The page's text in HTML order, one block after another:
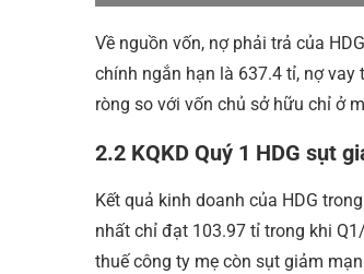
Về nguồn vốn, nợ phải trả của
chính ngắn hạn là 637.4 tỉ, nợ
ròng so với vốn chủ sở hữu chỉ ở
2.2 KQKD Quý 1 HDG sụt
Kết quả kinh doanh của HDG
nhất chỉ đạt 103.97 tỉ trong khi
thuế công ty mẹ còn sụt giảm